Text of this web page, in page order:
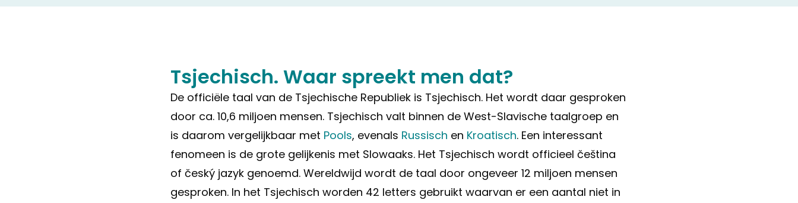
Tsjechisch. Waar spreekt men dat?
De officiële taal van de Tsjechische Republiek is Tsjechisch. Het wordt daar gesproken
door ca. 10,6 miljoen mensen. Tsjechisch valt binnen de West-Slavische taalgroep en
is daarom vergelijkbaar met Pools, evenals Russisch en Kroatisch. Een interessant
fenomeen is de grote gelijkenis met Slowaaks. Het Tsjechisch wordt officieel čeština
of český jazyk genoemd. Wereldwijd wordt de taal door ongeveer 12 miljoen mensen
gesproken. In het Tsjechisch worden 42 letters gebruikt waarvan er een aantal niet in